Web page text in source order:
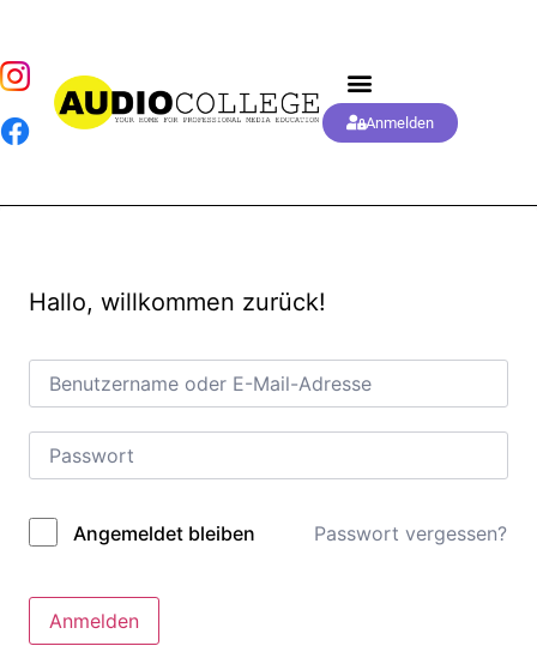
Anmelden
Hallo, willkommen zurück!
Alternative:
Angemeldet bleiben Passwort vergessen?
Anmelden